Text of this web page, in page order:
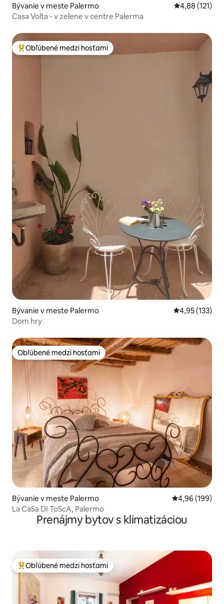
Bývanie v meste Palermo Priemerné
4,88 (121)
Casa Volta - v zelene v centre Palerma
Najobľúbenejšie medzi hosťami
Obľúbené medzi hosťami
Bývanie v meste Palermo Priemerné
4,95 (133)
Dom hry
Obľúbené medzi hosťami
Obľúbené medzi hosťami
Bývanie v meste Palermo Priemerné
4,96 (199)
La CaSa DI ToScA, Palermo
Prenájmy bytov s klimatizáciou
Najobľúbenejšie medzi hosťami
Obľúbené medzi hosťami